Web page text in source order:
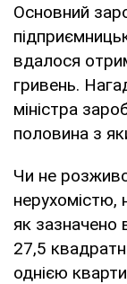
Основний
вдалося
гривень.
міністра
половина з
Чи не
нерухомістю,
як зазначено
27,5
однією